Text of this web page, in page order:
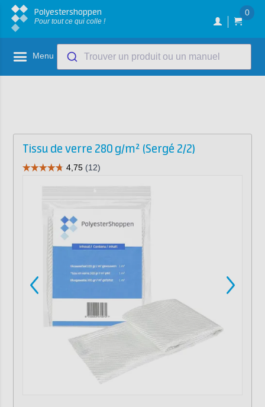
Polyestershoppen
Pour tout ce qui colle !
0
Menu Trouver un produit ou un manuel
Tissu de verre 280 g/m² (Sergé 2/2)